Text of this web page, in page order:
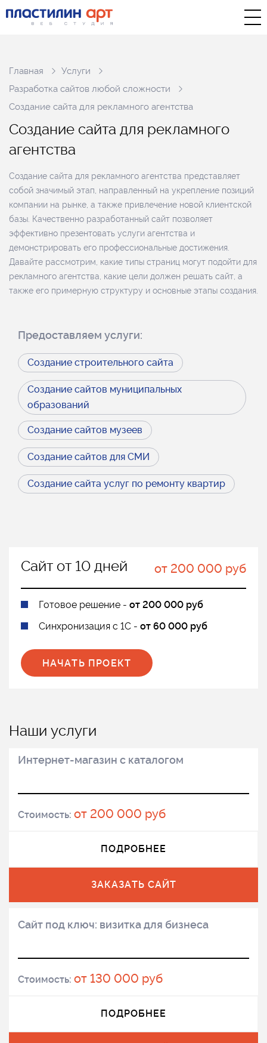
Главная
Услуги
Разработка сайтов любой сложности
Создание сайта для рекламного агентства
Создание сайта для рекламного
агентства
Создание сайта для рекламного агентства представляет
собой значимый этап, направленный на укрепление позиций
компании на рынке, а также привлечение новой клиентской
базы. Качественно разработанный сайт позволяет
эффективно презентовать услуги агентства и
демонстрировать его профессиональные достижения.
Давайте рассмотрим, какие типы страниц могут подойти для
рекламного агентства, какие цели должен решать сайт, а
также его примерную структуру и основные этапы создания.
Предоставляем услуги:
Создание строительного сайта
Создание сайтов муниципальных
образований
Создание сайтов музеев
Создание сайтов для СМИ
Создание сайта услуг по ремонту квартир
Сайт от 10 дней от 200 000 руб
Готовое решение - от 200 000 руб
Синхронизация с 1С - от 60 000 руб
НАЧАТЬ ПРОЕКТ
Наши услуги
Интернет-магазин с каталогом
Стоимость: от 200 000 руб
ПОДРОБНЕЕ
ЗАКАЗАТЬ САЙТ
Сайт под ключ: визитка для бизнеса
Стоимость: от 130 000 руб
ПОДРОБНЕЕ